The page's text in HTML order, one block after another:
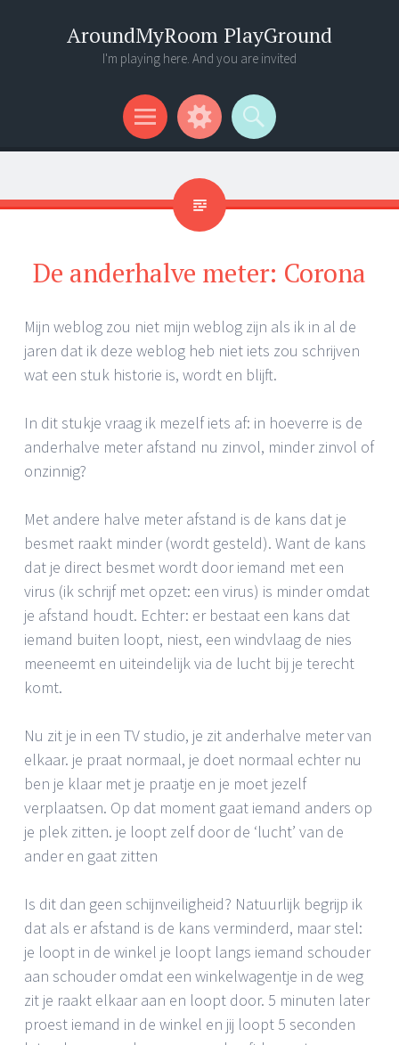
AroundMyRoom PlayGround
I'm playing here. And you are invited
Menu
Widgets
Search
De anderhalve meter: Corona
Mijn weblog zou niet mijn weblog zijn als ik in al de
jaren dat ik deze weblog heb niet iets zou schrijven
wat een stuk historie is, wordt en blijft.
In dit stukje vraag ik mezelf iets af: in hoeverre is de
anderhalve meter afstand nu zinvol, minder zinvol of
onzinnig?
Met andere halve meter afstand is de kans dat je
besmet raakt minder (wordt gesteld). Want de kans
dat je direct besmet wordt door iemand met een
virus (ik schrijf met opzet: een virus) is minder omdat
je afstand houdt. Echter: er bestaat een kans dat
iemand buiten loopt, niest, een windvlaag de nies
meeneemt en uiteindelijk via de lucht bij je terecht
komt.
Nu zit je in een TV studio, je zit anderhalve meter van
elkaar. je praat normaal, je doet normaal echter nu
ben je klaar met je praatje en je moet jezelf
verplaatsen. Op dat moment gaat iemand anders op
je plek zitten. je loopt zelf door de ‘lucht’ van de
ander en gaat zitten
Is dit dan geen schijnveiligheid? Natuurlijk begrijp ik
dat als er afstand is de kans verminderd, maar stel:
je loopt in de winkel je loopt langs iemand schouder
aan schouder omdat een winkelwagentje in de weg
zit je raakt elkaar aan en loopt door. 5 minuten later
proest iemand in de winkel en jij loopt 5 seconden